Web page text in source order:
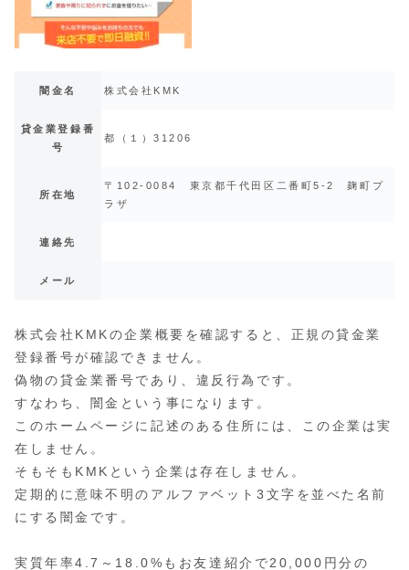
闇金名 株式会社KMK
貸金業登録番
号
都（１）31206
所在地
〒102-0084 東京都千代田区二番町5-2 麹町プ
ラザ
連絡先
メール
株式会社KMKの企業概要を確認すると、正規の貸金業
登録番号が確認できません。
偽物の貸金業番号であり、違反行為です。
すなわち、闇金という事になります。
このホームページに記述のある住所には、この企業は実
在しません。
そもそもKMKという企業は存在しません。
定期的に意味不明のアルファベット3文字を並べた名前
にする闇金です。
実質年率4.7～18.0%もお友達紹介で20,000円分の